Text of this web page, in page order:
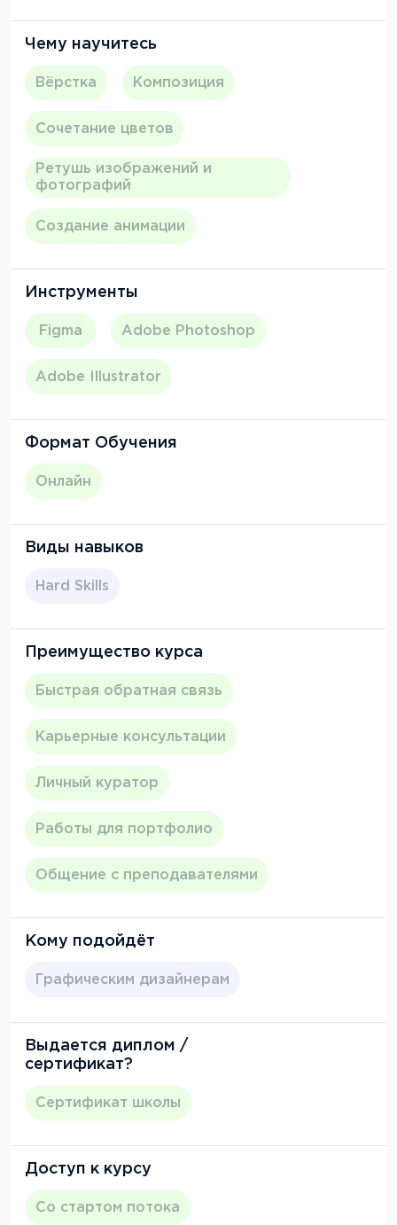
приносит удовольствие. Даже мои близкие
вы сомневаетесь — просто попробуйте. В
худшем случае, вы научитесь делать красивые
посты в Instagram.
Чему научитесь
Вёрстка Композиция
Сочетание цветов
Ретушь изображений и
фотографий
Создание анимации
Инструменты
Figma Adobe Photoshop
Adobe Illustrator
Формат Обучения
Онлайн
Виды навыков
Hard Skills
Преимущество курса
Быстрая обратная связь
Карьерные консультации
Личный куратор
Работы для портфолио
Общение с преподавателями
Кому подойдёт
Графическим дизайнерам
Выдается диплом /
сертификат?
Сертификат школы
Доступ к курсу
Со стартом потока